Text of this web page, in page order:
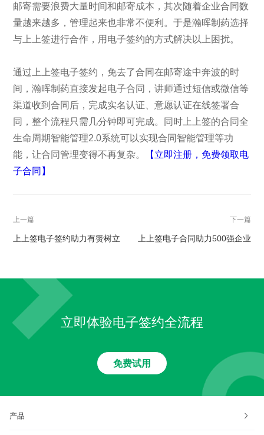
邮寄需要浪费大量时间和邮寄成本，其次随着企业合同数
量越来越多，管理起来也非常不便利。于是瀚晖制药选择
与上上签进行合作，用电子签约的方式解决以上困扰。
通过上上签电子签约，免去了合同在邮寄途中奔波的时
间，瀚晖制药直接发起电子合同，讲师通过短信或微信等
渠道收到合同后，完成实名认证、意愿认证在线签署合
同，整个流程只需几分钟即可完成。同时上上签的合同全
生命周期智能管理2.0系统可以实现合同智能管理等功
能，让合同管理变得不再复杂。
【立即注册，免费领取电
子合同】
上一篇
上上签电子签约助力有赞树立
下一篇
上上签电子合同助力500强企业
立即体验电子签约全流程
免费试用
产品